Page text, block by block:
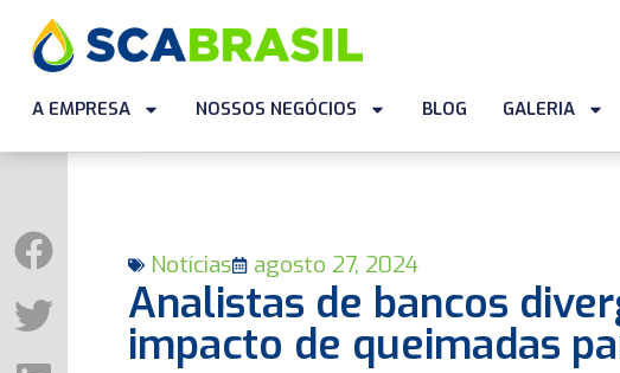
A EMPRESA NOSSOS NEGÓCIOS BLOG GALERIA
Notícias agosto 27, 2024
Analistas de bancos
impacto de queimadas